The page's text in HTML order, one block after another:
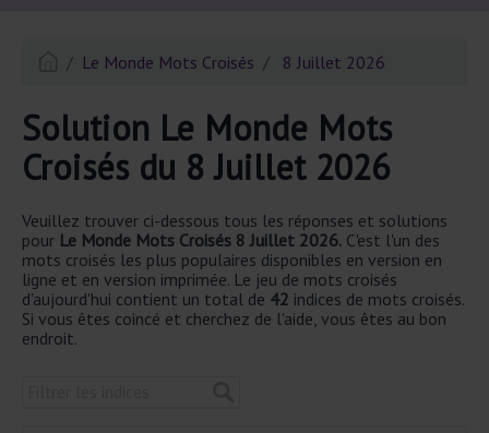
Le Monde Mots Croisés 8 Juillet 2026
Solution Le Monde Mots
Croisés du 8 Juillet 2026
Veuillez trouver ci-dessous tous les réponses et solutions
pour Le Monde Mots Croisés 8 Juillet 2026. C'est l'un des
mots croisés les plus populaires disponibles en version en
ligne et en version imprimée. Le jeu de mots croisés
d'aujourd'hui contient un total de 42 indices de mots croisés.
Si vous êtes coincé et cherchez de l'aide, vous êtes au bon
endroit.